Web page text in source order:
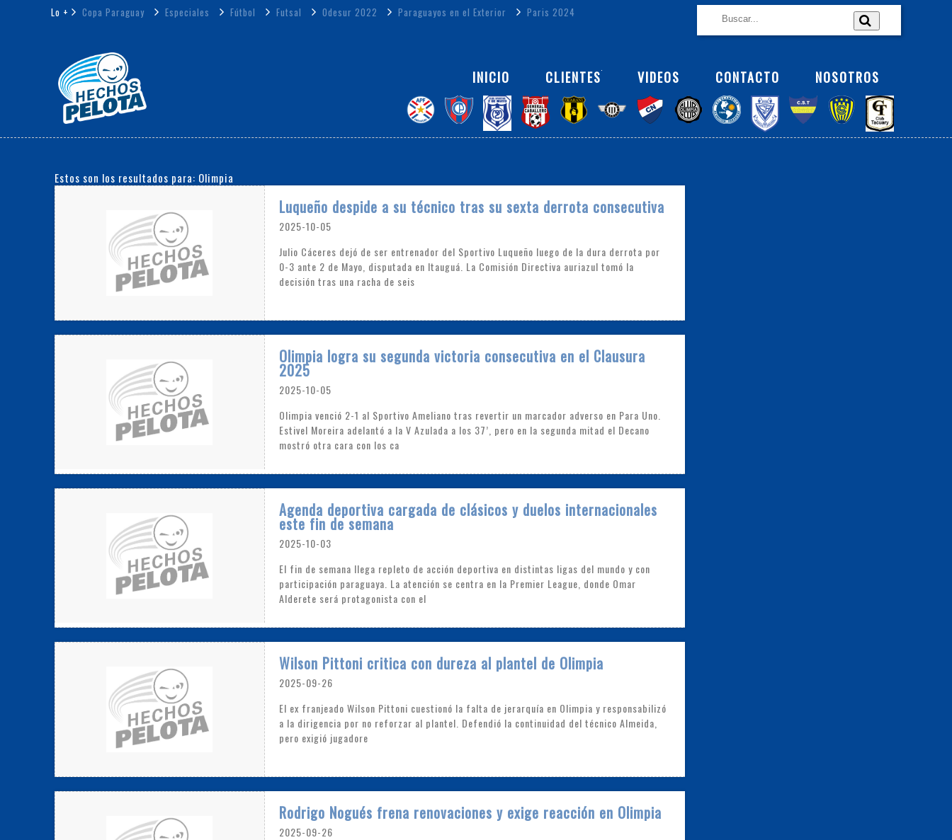
Lo + Copa Paraguay Especiales Fútbol Futsal Odesur 2022 Paraguayos en el Exterior Paris 2024
INICIO CLIENTES VIDEOS CONTACTO NOSOTROS
Estos son los resultados para: Olimpia
Luqueño despide a su técnico tras su sexta derrota consecutiva
2025-10-05
Julio Cáceres dejó de ser entrenador del Sportivo Luqueño luego de la dura derrota por
0-3 ante 2 de Mayo, disputada en Itauguá. La Comisión Directiva auriazul tomó la
decisión tras una racha de seis
Olimpia logra su segunda victoria consecutiva en el Clausura
2025
2025-10-05
Olimpia venció 2-1 al Sportivo Ameliano tras revertir un marcador adverso en Para Uno.
Estivel Moreira adelantó a la V Azulada a los 37’, pero en la segunda mitad el Decano
mostró otra cara con los ca
Agenda deportiva cargada de clásicos y duelos internacionales
este fin de semana
2025-10-03
El fin de semana llega repleto de acción deportiva en distintas ligas del mundo y con
participación paraguaya. La atención se centra en la Premier League, donde Omar
Alderete será protagonista con el
Wilson Pittoni critica con dureza al plantel de Olimpia
2025-09-26
El ex franjeado Wilson Pittoni cuestionó la falta de jerarquía en Olimpia y responsabilizó
a la dirigencia por no reforzar al plantel. Defendió la continuidad del técnico Almeida,
pero exigió jugadore
Rodrigo Nogués frena renovaciones y exige reacción en Olimpia
2025-09-26